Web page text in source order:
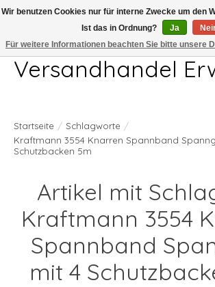
Telefon 04407 715872 MO-DO 7.00-17.00Uhr FR 7.00-13.00Uhr
Versandhandel
Startseite / Schlagworte /
Kraftmann 3554 Knarren Spannband
Schutzbacken 5m
Artikel mit
Kraftmann 3554
Spannband
mit 4
Wir benutzen Cookies nur für interne Zwecke um den
Ist das in Ordnung?
Ja
Für weitere Informationen beachten Sie bitte unsere